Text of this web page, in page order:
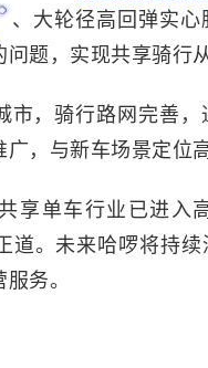
、大轮径高回弹实
题，实现共享骑行从
市，骑行路网完善
，与新车场景定位
享单车行业已进入
道。未来哈啰将持
务。